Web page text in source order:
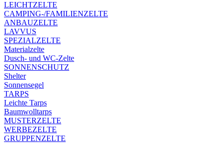
LEICHTZELTE
CAMPING-/FAMILIENZELTE
ANBAUZELTE
LAVVUS
SPEZIALZELTE
Materialzelte
Dusch- und WC-Zelte
SONNENSCHUTZ
Shelter
Sonnensegel
TARPS
Leichte Tarps
Baumwolltarps
MUSTERZELTE
WERBEZELTE
GRUPPENZELTE